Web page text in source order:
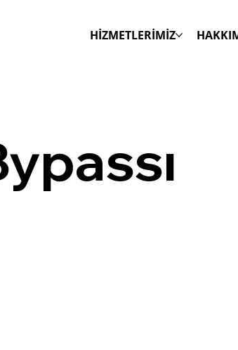
HİZMETLERİMİZ